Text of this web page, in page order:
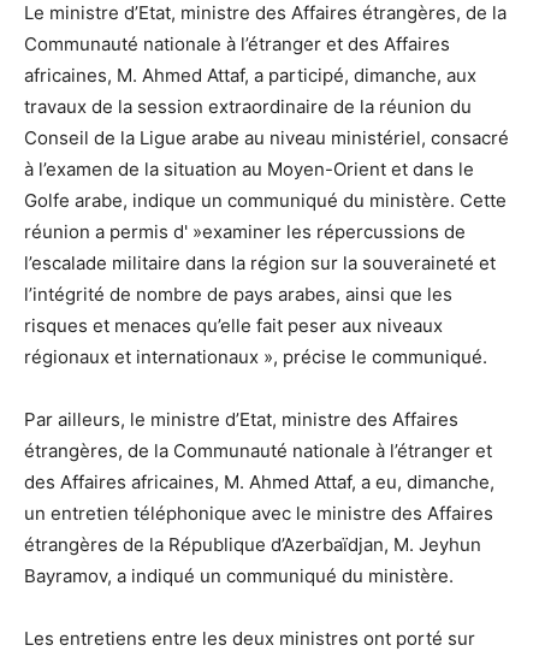
Le ministre d’Etat, ministre des Affaires étrangères, de la
Communauté nationale à l’étranger et des Affaires
africaines, M. Ahmed Attaf, a participé, dimanche, aux
travaux de la session extraordinaire de la réunion du
Conseil de la Ligue arabe au niveau ministériel, consacré
à l’examen de la situation au Moyen-Orient et dans le
Golfe arabe, indique un communiqué du ministère. Cette
réunion a permis d' »examiner les répercussions de
l’escalade militaire dans la région sur la souveraineté et
l’intégrité de nombre de pays arabes, ainsi que les
risques et menaces qu’elle fait peser aux niveaux
régionaux et internationaux », précise le communiqué.
Par ailleurs, le ministre d’Etat, ministre des Affaires
étrangères, de la Communauté nationale à l’étranger et
des Affaires africaines, M. Ahmed Attaf, a eu, dimanche,
un entretien téléphonique avec le ministre des Affaires
étrangères de la République d’Azerbaïdjan, M. Jeyhun
Bayramov, a indiqué un communiqué du ministère.
Les entretiens entre les deux ministres ont porté sur